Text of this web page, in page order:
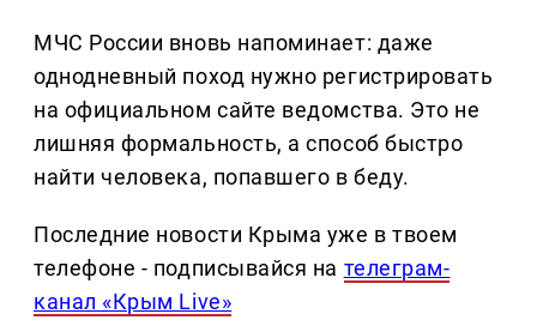
МЧС России вновь напоминает: даже
однодневный поход нужно регистрировать
на официальном сайте ведомства. Это не
лишняя формальность, а способ быстро
найти человека, попавшего в беду.
Последние новости Крыма уже в твоем
телефоне - подписывайся на телеграм-
канал «Крым Live»